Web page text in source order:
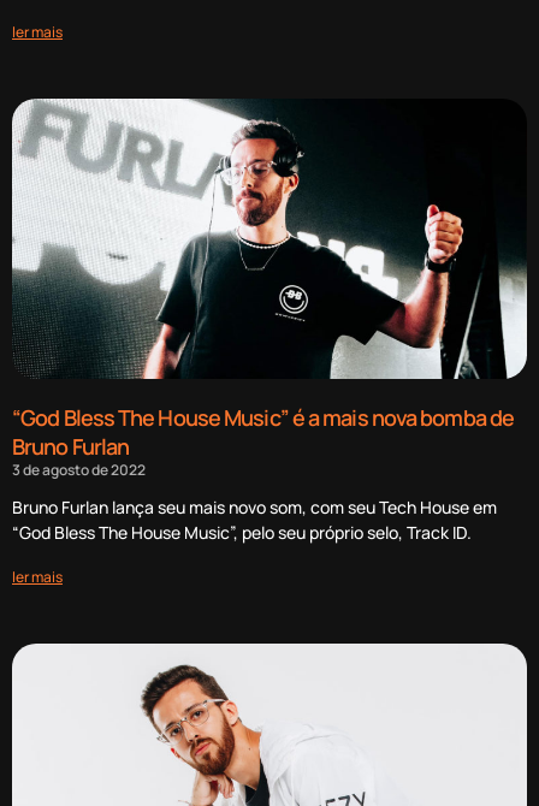
ler mais
“God Bless The House Music” é a mais nova bomba de
Bruno Furlan
3 de agosto de 2022
Bruno Furlan lança seu mais novo som, com seu Tech House em
“God Bless The House Music”, pelo seu próprio selo, Track ID.
ler mais